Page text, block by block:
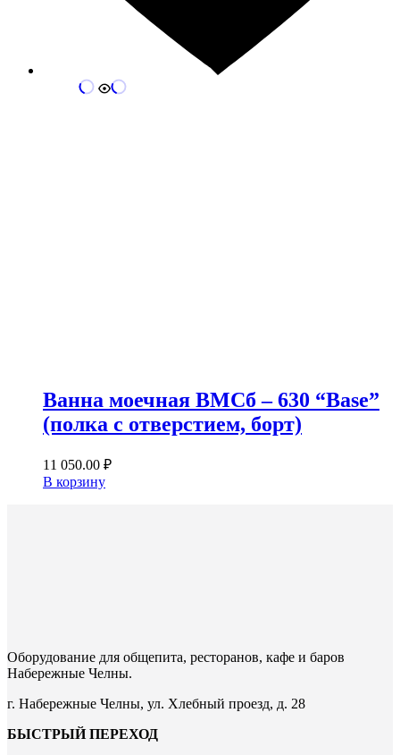
Ванна моечная ВМСб – 630 “Base”
(полка с отверстием, борт)
11 050.00 ₽
В корзину
Оборудование для общепита, ресторанов, кафе и баров
Набережные Челны.
г. Набережные Челны, ул. Хлебный проезд, д. 28
БЫСТРЫЙ ПЕРЕХОД